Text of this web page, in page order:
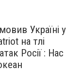
Україні у
на тлі
Росії : Нас